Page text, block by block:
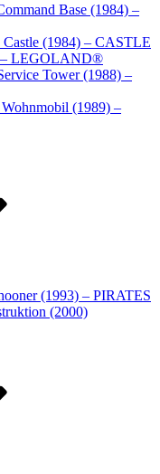
Base (1984) –
(1984) – CASTLE
– LEGOLAND®
Tower (1988) –
(1989) –
(1993) – PIRATES
(2000)